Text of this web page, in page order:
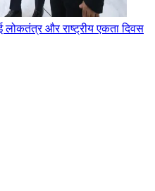
लोकतंत्र और राष्ट्रीय एकता दिवस